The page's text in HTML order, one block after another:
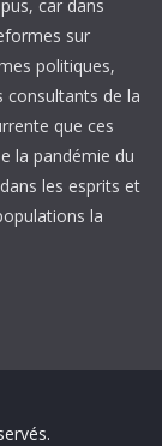
car dans
sur
politiques,
consultants de la
que ces
la pandémie du
les esprits et
la